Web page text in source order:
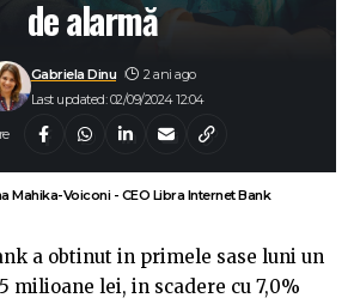
de alarmă
Last updated: 02/09/2024 12:04
Gabriela Dinu 2 ani ago
Mahika-Voiconi - CEO Libra Internet Bank
a obtinut in primele sase luni un
milioane lei, in scadere cu 7,0%